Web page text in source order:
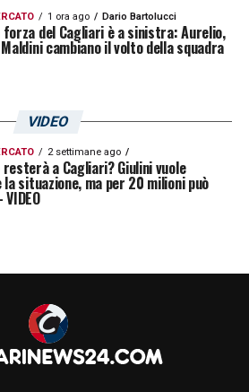
1 ora ago Dario Bartolucci
forza del Cagliari è a sinistra: Aurelio,
Maldini cambiano il volto della squadra
VIDEO
2 settimane ago
a Cagliari? Giulini vuole
situazione, ma per 20 milioni può